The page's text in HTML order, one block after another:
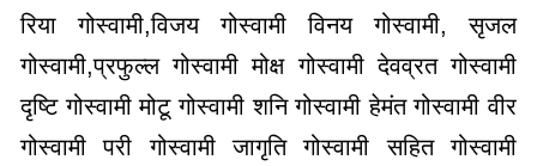
रिया गोस्वामी,विजय गोस्वामी विनय गोस्वामी, सृजल
गोस्वामी,प्रफुल्ल गोस्वामी मोक्ष गोस्वामी देवव्रत गोस्वामी
दृष्टि गोस्वामी मोटू गोस्वामी शनि गोस्वामी हेमंत गोस्वामी वीर
गोस्वामी परी गोस्वामी जागृति गोस्वामी सहित गोस्वामी